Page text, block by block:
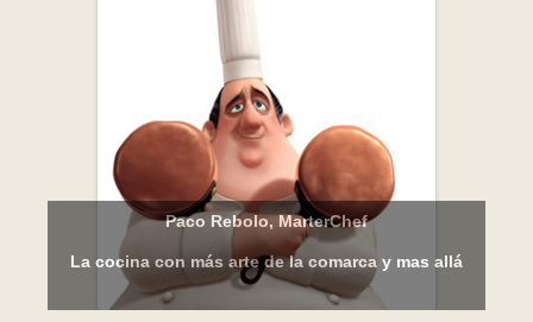
Paco Rebolo, MarterChef
La cocina con más arte de la comarca y mas allá